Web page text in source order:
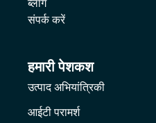
ब्लॉग
संपर्क करें
हमारी पेशकश
उत्पाद अभियांत्रिकी
आईटी परामर्श